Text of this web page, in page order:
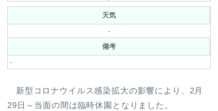
天気
-
備考
-
新型コロナウイルス感染拡大の影響により、2月
29日～当面の間は臨時休園となりました。